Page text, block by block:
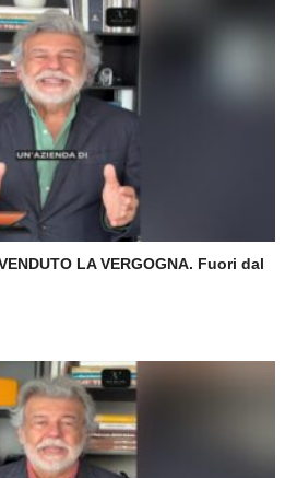
LA VERGOGNA. Fuori dal